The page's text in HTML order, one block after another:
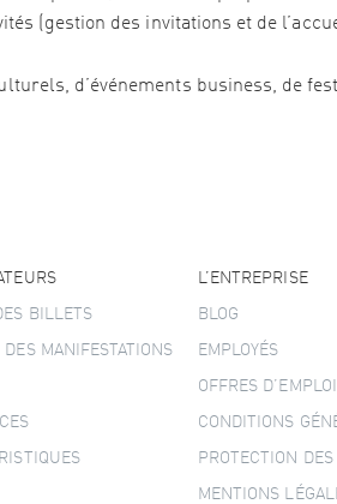
(gestion des invitations et de
d’événements business, de
BILLETS
DES MANIFESTATIONS
L’ENTREPRISE
BLOG
EMPLOYÉS
OFFRES D’EMPLOI
CONDITIONS
PROTECTION
MENTIONS